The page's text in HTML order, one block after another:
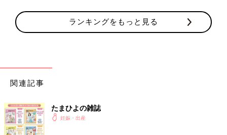
ランキングをもっと見る
関連記事
たまひよの雑誌
妊娠・出産